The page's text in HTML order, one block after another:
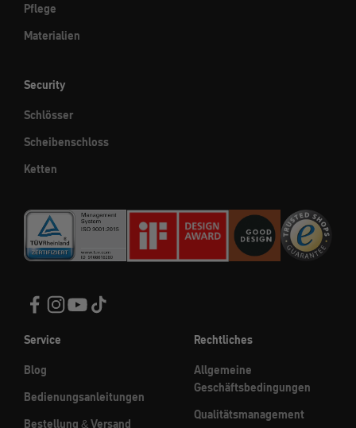
Pflege
Materialien
Security
Schlösser
Scheibenschloss
Ketten
Service
Blog
Bedienungsanleitungen
Bestellung & Versand
Rechtliches
Allgemeine
Geschäftsbedingungen
Qualitätsmanagement